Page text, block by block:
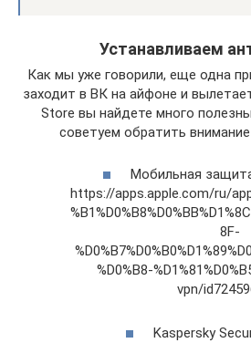
Устанавливаем
Как мы уже говорили, еще одна
заходит в ВК на айфоне и
Store вы найдете много
советуем обратить
Мобильная
https://apps.apple.com/ru/app/
8F-
%D0%B8-
vpn/
Kaspersky